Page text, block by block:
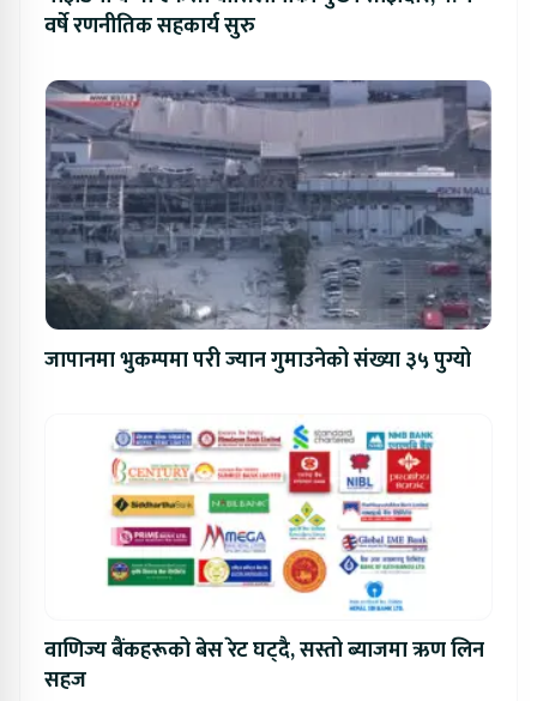
वर्षे रणनीतिक सहकार्य सुरु
जापानमा भुकम्पमा परी ज्यान गुमाउनेको संख्या ३५ पुग्यो
वाणिज्य बैंकहरूको बेस रेट घट्दै, सस्तो ब्याजमा ऋण लिन
सहज